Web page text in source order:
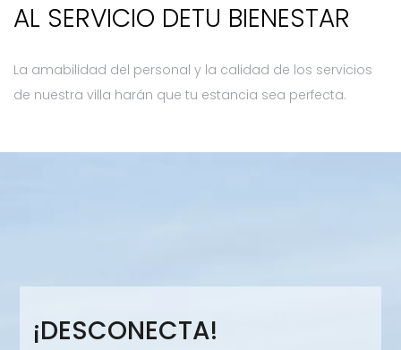
AL SERVICIO DETU BIENESTAR
La amabilidad del personal y la calidad de los servicios
de nuestra villa harán que tu estancia sea perfecta.
¡DESCONECTA!